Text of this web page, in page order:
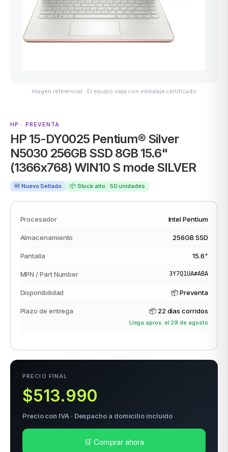
ACER
Imagen referencial · El equipo viaja con embalaje certificado
HP · PREVENTA
HP 15-DY0025 Pentium® Silver
N5030 256GB SSD 8GB 15.6"
(1366x768) WIN10 S mode SILVER
🆕 Nuevo Sellado 📦 Stock alto · 50 unidades
Procesador Intel Pentium
Almacenamiento 256GB SSD
Pantalla 15.6"
MPN / Part Number 3Y7Q1UA#ABA
Disponibilidad 📦 Preventa
Plazo de entrega 📦 22 días corridos
Llega aprox. el 29 de agosto
PRECIO FINAL
$513.990
Precio con IVA · Despacho a domicilio incluido
🛒 Comprar ahora